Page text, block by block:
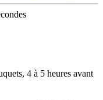
4 à 5 heures avant